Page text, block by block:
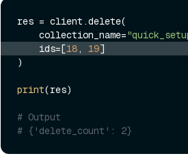
res = client.delete(
    collection_name=
    ids=[
18 , 19]
)
print(res)
# Output
# {'delete_count': 2}